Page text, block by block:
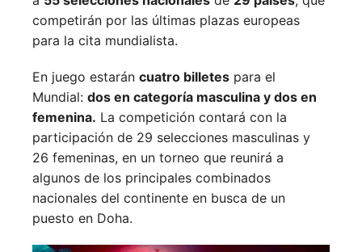
competirán por las últimas plazas europeas
para la cita mundialista.
En juego estarán cuatro billetes para el
Mundial: dos en categoría masculina y dos en
femenina. La competición contará con la
participación de 29 selecciones masculinas y
26 femeninas, en un torneo que reunirá a
algunos de los principales combinados
nacionales del continente en busca de un
puesto en Doha.